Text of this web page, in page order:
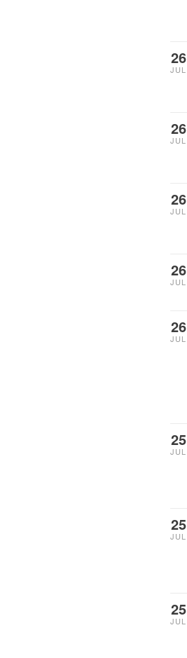
26
JUL
26
JUL
26
JUL
26
JUL
26
JUL
25
JUL
25
JUL
25
JUL